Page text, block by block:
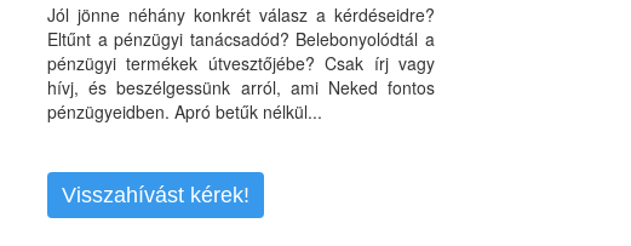
Jól jönne néhány konkrét válasz a kérdéseidre?
Eltűnt a pénzügyi tanácsadód? Belebonyolódtál a
pénzügyi termékek útvesztőjébe? Csak írj vagy
hívj, és beszélgessünk arról, ami Neked fontos
pénzügyeidben. Apró betűk nélkül...
Visszahívást kérek!